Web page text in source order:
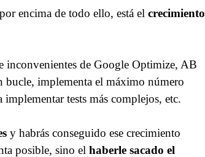
encima de todo ello, está el crecimiento
inconvenientes de Google Optimize, AB
bucle, implementa el máximo número
tests más complejos, etc.
y habrás conseguido ese crecimiento
posible, sino el haberle sacado el